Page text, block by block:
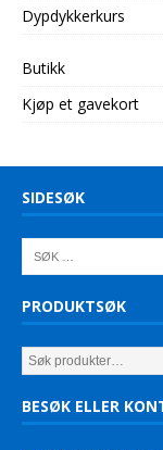
Dypdykkerkurs
Butikk
Kjøp et gavekort
SIDESØK
PRODUKTSØK
BESØK ELLER